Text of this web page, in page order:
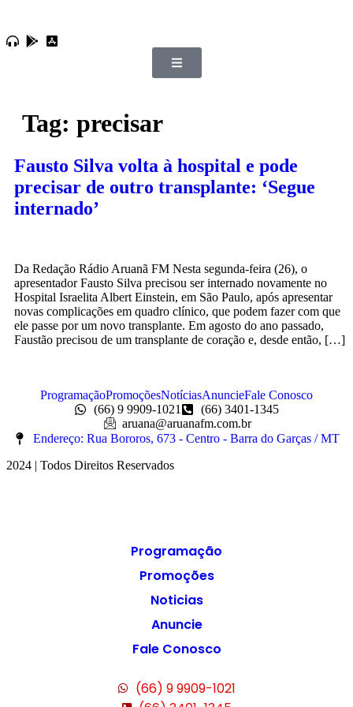
Tag: precisar
Fausto Silva volta à hospital e pode
precisar de outro transplante: ‘Segue
internado’
Da Redação Rádio Aruanã FM Nesta segunda-feira (26), o
apresentador Fausto Silva precisou ser internado novamente no
Hospital Israelita Albert Einstein, em São Paulo, após apresentar
novas complicações em quadro clínico, que podem fazer com que
ele passe por um novo transplante. Em agosto do ano passado,
Faustão precisou de um transplante de coração e, desde então, […]
ProgramaçãoPromoçõesNotíciasAnuncieFale Conosco
(66) 9 9909-1021
(66) 3401-1345
aruana@aruanafm.com.br
Endereço: Rua Bororos, 673 - Centro - Barra do Garças / MT
2024 | Todos Direitos Reservados
Programação
Promoções
Noticias
Anuncie
Fale Conosco
(66) 9 9909-1021